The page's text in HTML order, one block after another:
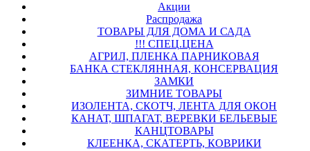
Акции
Распродажа
ТОВАРЫ ДЛЯ ДОМА И САДА
!!! СПЕЦ.ЦЕНА
АГРИЛ, ПЛЕНКА ПАРНИКОВАЯ
БАНКА СТЕКЛЯННАЯ, КОНСЕРВАЦИЯ
ЗАМКИ
ЗИМНИЕ ТОВАРЫ
ИЗОЛЕНТА, СКОТЧ, ЛЕНТА ДЛЯ ОКОН
КАНАТ, ШПАГАТ, ВЕРЕВКИ БЕЛЬЕВЫЕ
КАНЦТОВАРЫ
КЛЕЕНКА, СКАТЕРТЬ, КОВРИКИ